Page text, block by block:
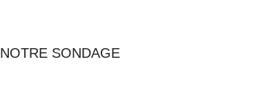
NOTRE SONDAGE